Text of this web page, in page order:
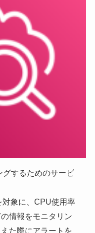
するためのサービ
象に、CPU使用率
情報をモニタリン
た際にアラートを